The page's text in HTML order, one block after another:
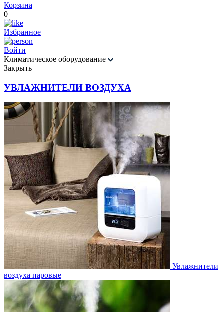
Корзина
0
Избранное
Войти
Климатическое оборудование
Закрыть
УВЛАЖНИТЕЛИ ВОЗДУХА
Увлажнители
воздуха паровые